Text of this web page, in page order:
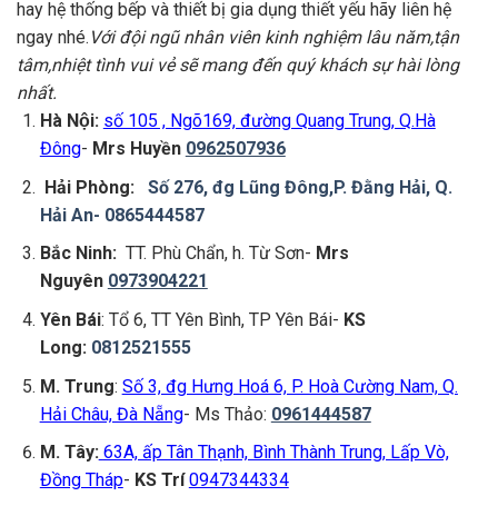
hay hệ thống bếp và thiết bị gia dụng thiết yếu hãy liên hệ
ngay nhé. Với đội ngũ nhân viên kinh nghiệm lâu năm,tận
tâm,nhiệt tình vui vẻ sẽ mang đến quý khách sự hài lòng
nhất.
Hà Nội: số 105 , Ngõ169, đường Quang Trung, Q.Hà
Đông- Mrs Huyền 0962507936
Hải Phòng: Số 276, đg Lũng Đông,P. Đằng Hải, Q.
Hải An- 0865444587
Bắc Ninh: TT. Phù Chẩn, h. Từ Sơn- Mrs
Nguyên 0973904221
Yên Bái: Tổ 6, TT Yên Bình, TP Yên Bái- KS
Long: 0812521555
M. Trung: Số 3, đg Hưng Hoá 6, P. Hoà Cường Nam, Q.
Hải Châu, Đà Nẵng- Ms Thảo: 0961444587
M. Tây: 63A, ấp Tân Thạnh, Bình Thành Trung, Lấp Vò,
Đồng Tháp- KS Trí0947344334